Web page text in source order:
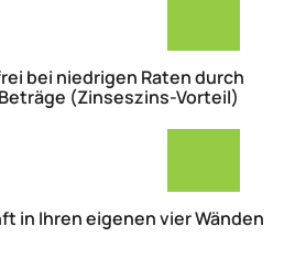
bei niedrigen Raten durch
(Zinseszins-Vorteil)
in Ihren eigenen vier Wänden